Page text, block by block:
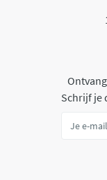
Schrijf je